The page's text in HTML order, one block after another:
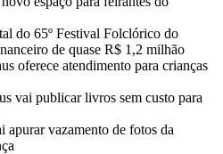
do 65º Festival Folclórico do
de quase R$ 1,2 milhão
oferece atendimento para crianças
vai publicar livros sem custo para
apurar vazamento de fotos da